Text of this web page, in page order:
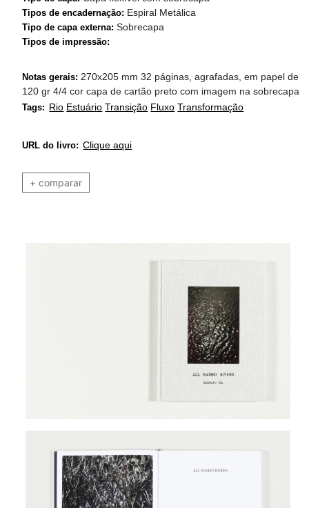
Tipos de encadernação: Espiral Metálica
Tipo de capa externa: Sobrecapa
Tipos de impressão:
Notas gerais: 270x205 mm 32 páginas, agrafadas, em papel de
120 gr 4/4 cor capa de cartão preto com imagem na sobrecapa
Tags: Rio Estuário Transição Fluxo Transformação
URL do livro: Clique aqui
+ comparar